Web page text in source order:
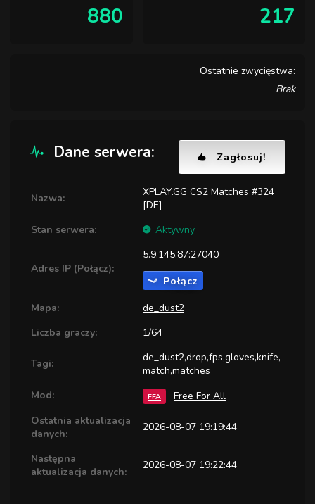
880 217
Ostatnie zwycięstwa:
Brak
Dane serwera: Zagłosuj!
Nazwa:
XPLAY.GG CS2 Matches #324
[DE]
Stan serwera:
Aktywny
Adres IP (Połącz):
5.9.145.87:27040
Połącz
Mapa:
de_dust2
Liczba graczy:
1/64
Tagi:
de_dust2,drop,fps,gloves,knife,
match,matches
Mod:
FFA
Free For All
Ostatnia aktualizacja
danych:
2026-08-07 19:19:44
Następna
aktualizacja danych:
2026-08-07 19:22:44